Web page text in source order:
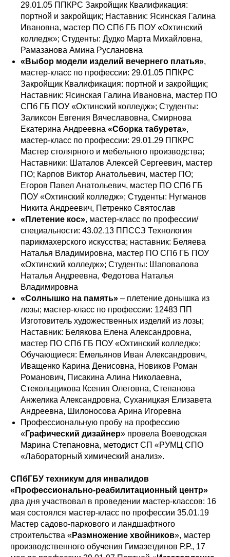
29.01.05 ППКРС Закройщик Квалификация:
портной и закройщик; Наставник: Ясинская Галина
Ивановна, мастер ПО СПб ГБ ПОУ «Охтинский
колледж»; Студенты: Дудко Марта Михайловна,
Рамазанова Амина Руслановна
«Выбор модели изделий вечернего платья»,
мастер-класс по профессии: 29.01.05 ППКРС
Закройщик Квалификация: портной и закройщик;
Наставник: Ясинская Галина Ивановна, мастер ПО
СПб ГБ ПОУ «Охтинский колледж»; Студенты:
Заликсон Евгения Вячеславовна, Смирнова
Екатерина Андреевна «Сборка табурета»,
мастер-класс по профессии: 29.01.29 ППКРС
Мастер столярного и мебельного производства;
Наставники: Шаталов Алексей Сергеевич, мастер
ПО; Карпов Виктор Анатольевич, мастер ПО;
Егоров Павел Анатольевич, мастер ПО СПб ГБ
ПОУ «Охтинский колледж»; Студенты: Нугманов
Никита Андреевич, Петренко Святослав
«Плетение кос», мастер-класс по профессии/
специальности: 43.02.13 ППССЗ Технология
парикмахерского искусства; наставник: Беляева
Наталья Владимировна, мастер ПО СПб ГБ ПОУ
«Охтинский колледж»; Студенты: Шаповалова
Наталья Андреевна, Федотова Наталья
Владимировна
«Солнышко на память» – плетение донышка из
лозы; мастер-класс по профессии: 12483 ПП
Изготовитель художественных изделий из лозы;
Наставник: Белякова Елена Александровна,
мастер ПО СПб ГБ ПОУ «Охтинский колледж»;
Обучающиеся: Емельянов Иван Александрович,
Иващенко Карина Денисовна, Новиков Роман
Романович, Писакина Алина Николаевна,
Стекольщикова Ксения Олеговна, Степанова
Анжелика Александровна, Суханицкая Елизавета
Андреевна, Шилоносова Арина Игоревна
Профессиональную пробу на профессию
«Графический дизайнер» провела Воеводская
Марина Степановна, методист СП «РУМЦ СПО
«Лабораторный химический анализ».
СПбГБУ техникум для инвалидов
«Профессионально-реабилитационный центр»
два дня участвовал в проведении мастер-классов: 16
мая состоялся мастер-класс по профессии 35.01.19
Мастер садово-паркового и ландшафтного
строительства «Размножение хвойников», мастер
производственного обучения Гимазетдинов Р.Р., 17